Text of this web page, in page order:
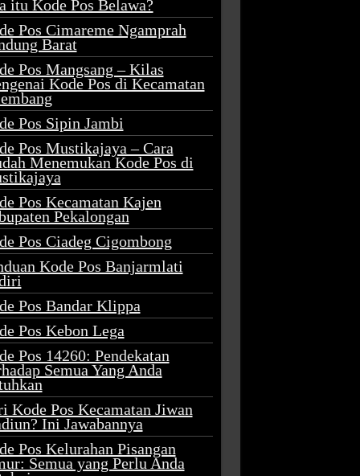
itu Kode Pos Belawa?
Pos Cimareme Ngamprah
Barat
Pos Mangsang – Kilas
Kode Pos di Kecamatan
Pos Sipin Jambi
Pos Mustikajaya – Cara
Menemukan Kode Pos di
Pos Kecamatan Kajen
Pekalongan
Pos Ciadeg Cigombong
Kode Pos Banjarmlati
Pos Bandar Klippa
Pos Kebon Lega
Pos 14260: Pendekatan
Semua Yang Anda
Kode Pos Kecamatan Jiwan
Ini Jawabannya
Pos Kelurahan Pisangan
Semua yang Perlu Anda